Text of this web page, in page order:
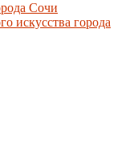
Сочи
искусства города